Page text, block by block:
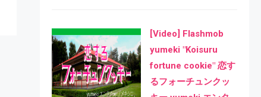
[Video] Flashmob
yumeki "Koisuru
fortune cookie" 恋す
るフォーチュンクッ